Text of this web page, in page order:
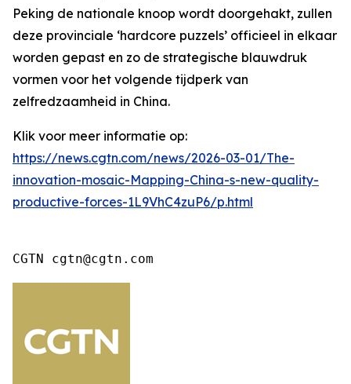
Peking de nationale knoop wordt doorgehakt, zullen
deze provinciale ‘hardcore puzzels’ officieel in elkaar
worden gepast en zo de strategische blauwdruk
vormen voor het volgende tijdperk van
zelfredzaamheid in China.
Klik voor meer informatie op:
https://news.cgtn.com/news/2026-03-01/The-
innovation-mosaic-Mapping-China-s-new-quality-
productive-forces-1L9VhC4zuP6/p.html
CGTN cgtn@cgtn.com